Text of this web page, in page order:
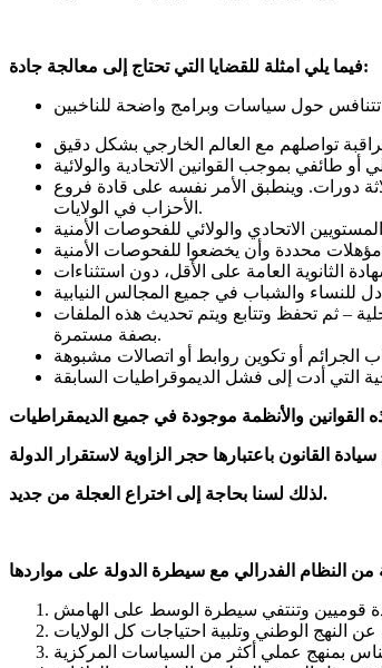
فيما يلي امثلة للقضايا التي تحتاج إلى معالجة جادة:
رئيس الحزب لثلاثة دورات. وينطبق الأمر نفسه على قادة فروع
الأحزاب في الولايات.
– ثم تحفظ وتتابع ويتم تحديث هذه الملفات
بصفة مستمرة.
القوانين والأنظمة موجودة في جميع الديمقراطيات
سيادة القانون باعتبارها حجر الزاوية لاستقرار الدولة
لذلك لسنا بحاجة إلى اختراع العجلة من جديد.